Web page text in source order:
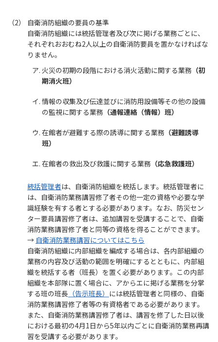
自衛消防組織の要員の基準
自衛消防組織には統括管理者及び次に掲げる業務ごとに、
それぞれおおむね2人以上の自衛消防要員を置かなければな
りません。
火災の初期の段階における消火活動に関する業務 （初
期消火班）
情報の収集及び伝達並びに消防用設備等その他の設備
の監視に関する業務 （通報連絡（情報）班）
在館者が避難する際の誘導に関する業務 （避難誘導
班）
在館者の救出及び救護に関する業務 （応急救護班）
統括管理者は、自衛消防組織を統括します。統括管理者に
は、自衛消防業務講習修了者その他一定の資格や必要な学
識経験を有する者とする必要があります。なお、防災セン
ター要員講習修了者は、追加講習を受講することで、自衛
消防業務講習修了者と同等の資格を得ることができます。
→ 自衛消防業務講習についてはこちら
自衛消防組織に内部組織を編成する場合は、各内部組織の
業務の内容及び活動の範囲を明確にするとともに、内部組
織を統括する者（班長）を置く必要があります。この内部
組織を本部隊に置く場合に、アからエに掲げる業務を分掌
する班の班長 （告示班長） には統括管理者と同様の、自衛
消防業務講習修了者等の有資格者である必要があります。
また、自衛消防業務講習修了者は、講習を修了した日以後
における最初の4月1日から5年以内ごとに自衛消防業務再講
習を受講する必要があります。